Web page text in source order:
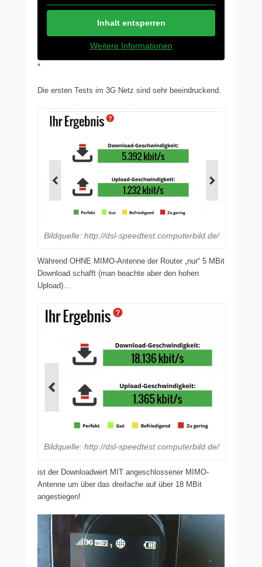
Inhalt entsperren
Weitere Informationen
*
Die ersten Tests im 3G Netz sind sehr beeindruckend.
Bildquelle: http://dsl-speedtest.computerbild.de/
Während OHNE MIMO-Antenne der Router „nur“ 5 MBit
Download schafft (man beachte aber den hohen
Upload)…
Bildquelle: http://dsl-speedtest.computerbild.de/
ist der Downloadwert MIT angeschlossener MIMO-
Antenne um über das dreifache auf über 18 MBit
angestiegen!